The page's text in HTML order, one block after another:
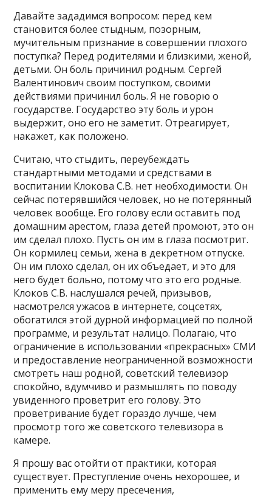
Давайте зададимся вопросом: перед кем
становится более стыдным, позорным,
мучительным признание в совершении плохого
поступка? Перед родителями и близкими, женой,
детьми. Он боль причинил родным. Сергей
Валентинович своим поступком, своими
действиями причинил боль. Я не говорю о
государстве. Государство эту боль и урон
выдержит, оно его не заметит. Отреагирует,
накажет, как положено.
Считаю, что стыдить, переубеждать
стандартными методами и средствами в
воспитании Клокова С.В. нет необходимости. Он
сейчас потерявшийся человек, но не потерянный
человек вообще. Его голову если оставить под
домашним арестом, глаза детей промоют, это он
им сделал плохо. Пусть он им в глаза посмотрит.
Он кормилец семьи, жена в декретном отпуске.
Он им плохо сделал, он их объедает, и это для
него будет больно, потому что это его родные.
Клоков С.В. наслушался речей, призывов,
насмотрелся ужасов в интернете, соцсетях,
обогатился этой дурной информацией по полной
программе, и результат налицо. Полагаю, что
ограничение в использовании «прекрасных» СМИ
и предоставление неограниченной возможности
смотреть наш родной, советский телевизор
спокойно, вдумчиво и размышлять по поводу
увиденного проветрит его голову. Это
проветривание будет гораздо лучше, чем
просмотр того же советского телевизора в
камере.
Я прошу вас отойти от практики, которая
существует. Преступление очень нехорошее, и
применить ему меру пресечения,